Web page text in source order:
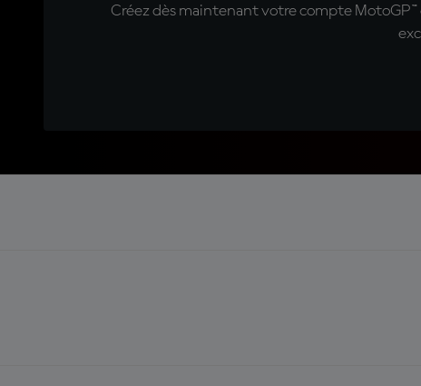
Créez dès maintenant votre compte